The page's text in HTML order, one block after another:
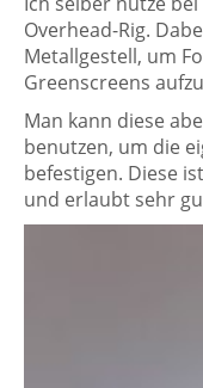
Overhead-Rig.
Metallgestell, um
Greenscreens
Man kann diese
benutzen, um die
befestigen. Diese
und erlaubt sehr